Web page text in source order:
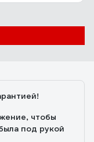
чтобы
под рукой